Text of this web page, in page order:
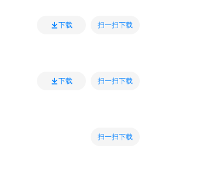
下载 扫一扫下载
下载 扫一扫下载
扫一扫下载